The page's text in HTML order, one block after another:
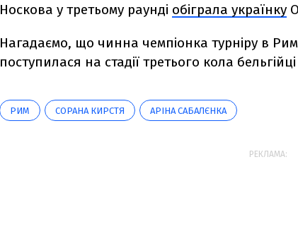
Носкова у третьому раунді обіграла українку
Нагадаємо, що чинна чемпіонка турніру в Римі
поступилася на стадії третього кола
РИМ СОРАНА КИРСТЯ АРІНА САБАЛЄНКА
РЕКЛАМА: